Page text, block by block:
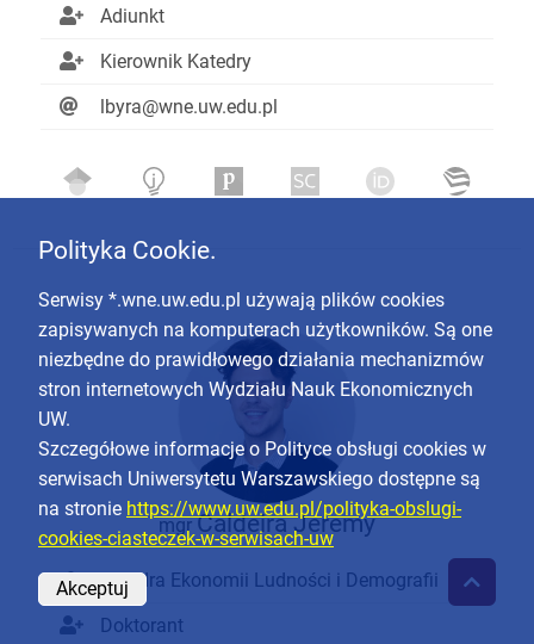
Adiunkt
Kierownik Katedry
lbyra@wne.uw.edu.pl
mgrCaldeira Jeremy
Katedra Ekonomii Ludności i Demografii
Doktorant
Polityka Cookie.
Serwisy *.wne.uw.edu.pl używają plików cookies
zapisywanych na komputerach użytkowników. Są one
niezbędne do prawidłowego działania mechanizmów
stron internetowych Wydziału Nauk Ekonomicznych
UW.
Szczegółowe informacje o Polityce obsługi cookies w
serwisach Uniwersytetu Warszawskiego dostępne są
na stronie https://www.uw.edu.pl/polityka-obslugi-
cookies-ciasteczek-w-serwisach-uw
Akceptuj